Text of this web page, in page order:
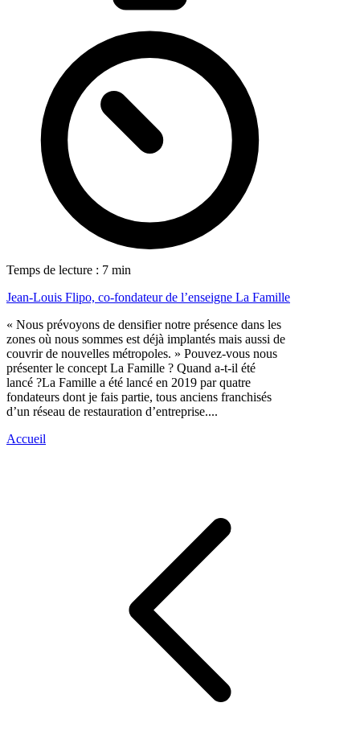
Temps de lecture : 7 min
Jean-Louis Flipo, co-fondateur de l’enseigne La Famille
« Nous prévoyons de densifier notre présence dans les
zones où nous sommes est déjà implantés mais aussi de
couvrir de nouvelles métropoles. » Pouvez-vous nous
présenter le concept La Famille ? Quand a-t-il été
lancé ?La Famille a été lancé en 2019 par quatre
fondateurs dont je fais partie, tous anciens franchisés
d’un réseau de restauration d’entreprise....
Accueil